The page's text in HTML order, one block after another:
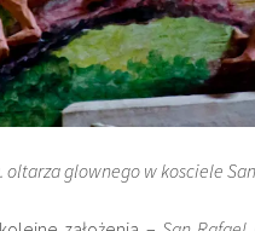
oltarza glownego w kosciele